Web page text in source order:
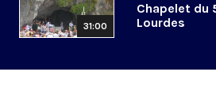
31:00
Chapelet du
Lourdes